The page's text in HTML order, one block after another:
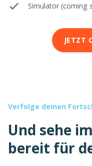
Simulator (coming
JETZT
Verfolge deinen
Und sehe
bereit für